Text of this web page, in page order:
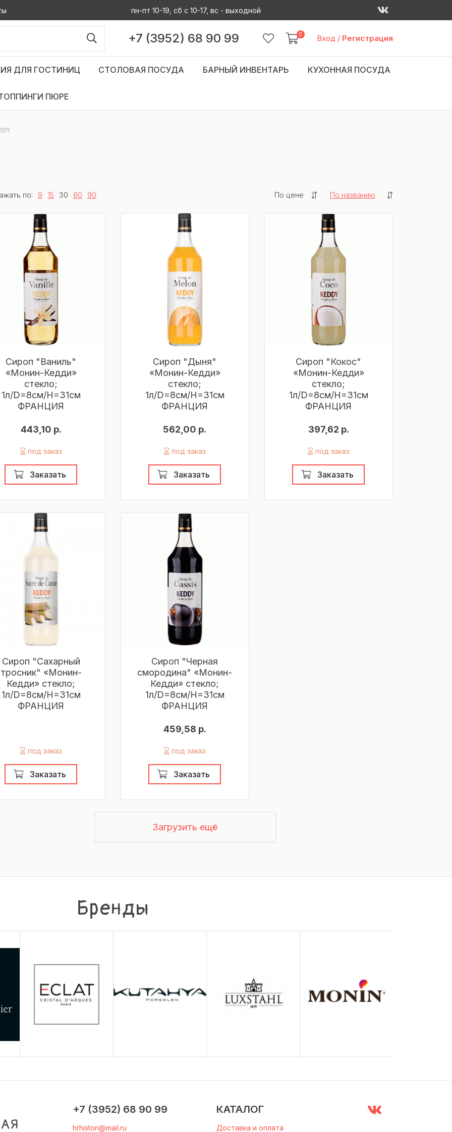
пн-пт 10-19, сб с 10-17, вс - выходной
+7 (3952) 68 90 99 0 Вход / Регистрация
ДЛЯ ГОСТИНИЦ СТОЛОВАЯ ПОСУДА БАРНЫЙ ИНВЕНТАРЬ КУХОННАЯ ПОСУДА
ПЮРЕ
по: 9 15 30 60 90
Сироп "Ваниль"
«Монин-Кедди»
стекло;
1л/D=8см/H=31см
ФРАНЦИЯ
443,10 р.
под заказ
Заказать
Сироп "Дыня"
«Монин-Кедди»
стекло;
1л/D=8см/H=31см
ФРАНЦИЯ
562,00 р.
под заказ
Заказать
Сироп "Кокос"
«Монин-Кедди»
стекло;
1л/D=8см/H=31см
ФРАНЦИЯ
397,62 р.
под заказ
Заказать
Сироп "Сахарный
тросник" «Монин-
Кедди» стекло;
1л/D=8см/H=31см
ФРАНЦИЯ
под заказ
Заказать
Сироп "Черная
смородина" «Монин-
Кедди» стекло;
1л/D=8см/H=31см
ФРАНЦИЯ
459,58 р.
под заказ
Заказать
Загрузить ещё
Бренды
+7 (3952) 68 90 99
hrhistori@mail.ru
КАТАЛОГ
Доставка и оплата